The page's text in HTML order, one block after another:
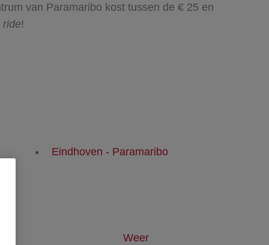
van Paramaribo kost tussen de € 25 en
ride!
Eindhoven - Paramaribo
Weer